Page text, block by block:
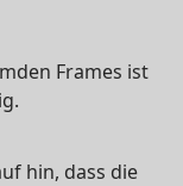
Frames ist
hin, dass die